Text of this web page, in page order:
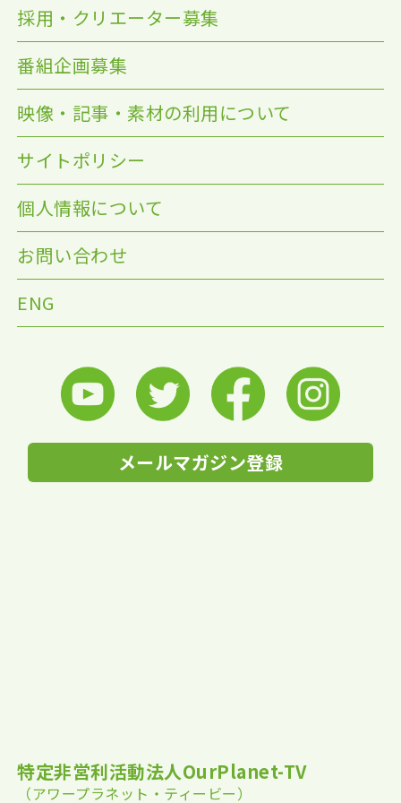
採用・クリエーター募集
番組企画募集
映像・記事・素材の利用について
サイトポリシー
個人情報について
お問い合わせ
ENG
メールマガジン登録
特定非営利活動法人OurPlanet-TV
（アワープラネット・ティービー）